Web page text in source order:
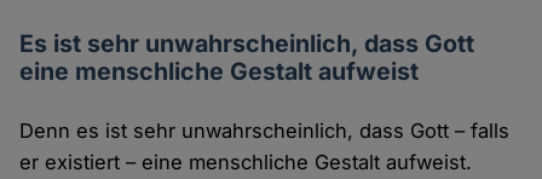
Es ist sehr unwahrscheinlich, dass Gott
eine menschliche Gestalt aufweist
Denn es ist sehr unwahrscheinlich, dass Gott – falls
er existiert – eine menschliche Gestalt aufweist.